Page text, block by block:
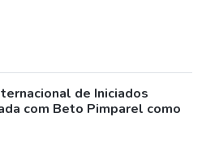
de Iniciados
com Beto Pimparel como